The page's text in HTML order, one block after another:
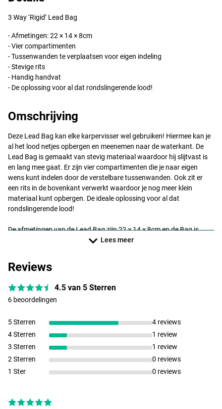
3 Way ‘Rigid’ Lead Bag
- Afmetingen: 22 × 14 × 8cm
- Vier compartimenten
- Tussenwanden te verplaatsen voor eigen indeling
- Stevige rits
- Handig handvat
- De oplossing voor al dat rondslingerende lood!
Omschrijving
Deze Lead Bag kan elke karpervisser wel gebruiken! Hiermee kan je
al het lood netjes opbergen en meenemen naar de waterkant. De
Lead Bag is gemaakt van stevig materiaal waardoor hij slijtvast is
en lang mee gaat. Er zijn vier compartimenten die je naar eigen
wens kunt indelen door de verstelbare tussenwanden. Ook zit er
een rits in de bovenkant verwerkt waardoor je nog meer klein
materiaal kunt opbergen. De ideale oplossing voor al dat
rondslingerende lood!
De afmetingen van de Lead Bag zijn 22 × 14 × 8cm en de Bag is
voorzien van een handig handvat voor gemakkelijk vervoer.
Lees meer
Reviews
4.5 van 5 Sterren
6 beoordelingen
5 Sterren
4 reviews
4 Sterren
1 review
3 Sterren
1 review
2 Sterren
0 reviews
1 Ster
0 reviews